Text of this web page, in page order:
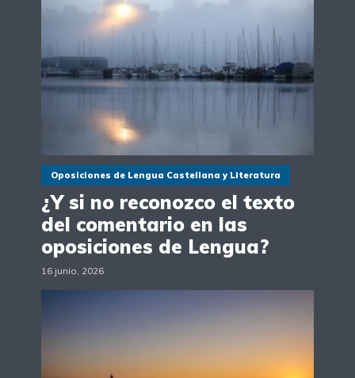
Oposiciones de Lengua Castellana y Literatura
¿Y si no reconozco el texto
del comentario en las
oposiciones de Lengua?
16 junio, 2026